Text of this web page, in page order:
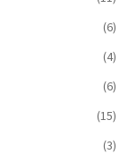
(6)
(4)
(6)
(15)
(3)